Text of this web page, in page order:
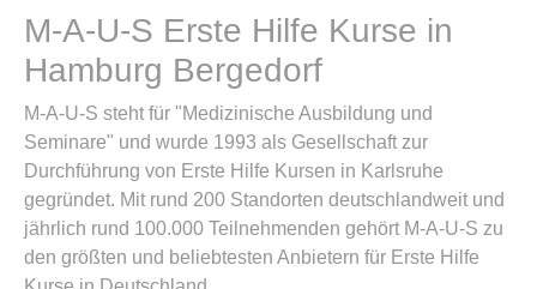
M-A-U-S Erste Hilfe Kurse in
Hamburg Bergedorf
M-A-U-S steht für "Medizinische Ausbildung und
Seminare" und wurde 1993 als Gesellschaft zur
Durchführung von Erste Hilfe Kursen in Karlsruhe
gegründet. Mit rund 200 Standorten deutschlandweit und
jährlich rund 100.000 Teilnehmenden gehört M-A-U-S zu
den größten und beliebtesten Anbietern für Erste Hilfe